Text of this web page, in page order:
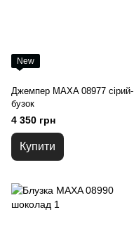
New
Джемпер MAXA 08977 сірий-
бузок
4 350 грн
Купити